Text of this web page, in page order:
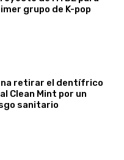
grupo de K-pop
retirar el dentífrico
Clean Mint por un
sanitario